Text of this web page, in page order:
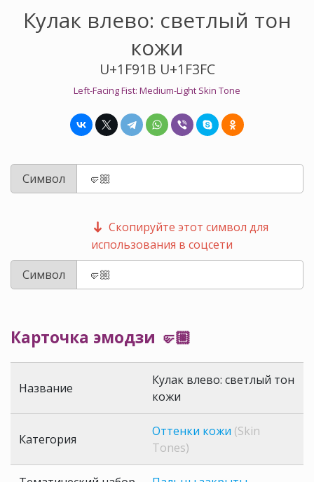
Кулак влево: светлый тон
кожи
U+1F91B U+1F3FC
Left-Facing Fist: Medium-Light Skin Tone
Символ
Скопируйте этот символ для
использования в соцсети
Символ
Карточка эмодзи 🤛🏼
Название
Кулак влево: светлый тон
кожи
Категория
Оттенки кожи (Skin
Tones)